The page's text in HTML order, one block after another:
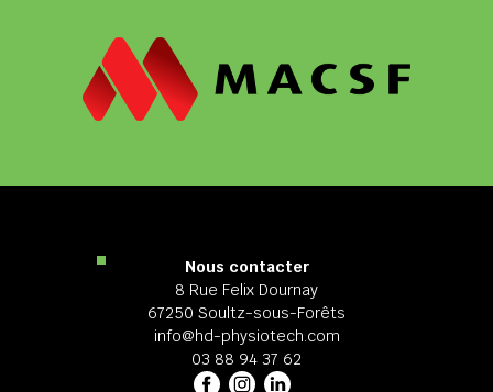
Nous contacter
8 Rue Felix Dournay
67250 Soultz-sous-Forêts
info@hd-physiotech.com
03 88 94 37 62